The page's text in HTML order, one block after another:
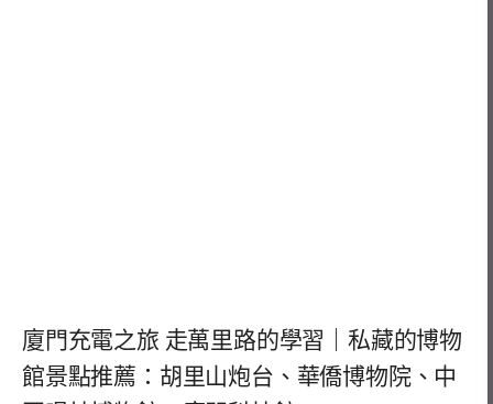
廈門充電之旅 走萬里路的學習｜私藏的博物
館景點推薦：胡里山炮台、華僑博物院、中